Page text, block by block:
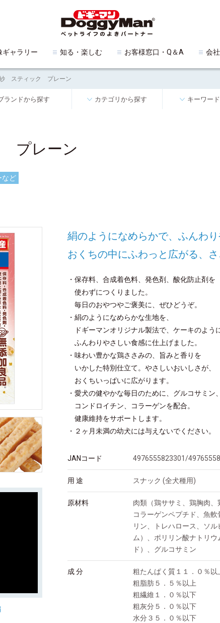
ギャラリー 知る・楽しむ お客様窓口・Q＆A 会
スティック プレーン
ランドから探す カテゴリから探す キーワー
プレーン
など
絹のようになめらかで、ふんわり
おくちの中にふわっと広がる、さ
・保存料、合成着色料、発色剤、酸化防止剤を
使わずにつくりました。
毎日のおやつやご褒美に、ぜひどうぞ。
・絹のようになめらかな生地を、
ドギーマンオリジナル製法で、ケーキのよう
ふんわりやさしい食感に仕上げました。
・味わい豊かな鶏ささみの、旨みと香りを
いかした特別仕立て。やさしいおいしさが、
おくちいっぱいに広がります。
・愛犬の健やかな毎日のために、グルコサミン、
コンドロイチン、コラーゲンを配合。
健康維持をサポートします。
・２ヶ月未満の幼犬には与えないでください。
JANコード 4976555823301/
用 途 スナック (全犬種用)
原材料
肉類（鶏ササミ、鶏胸肉、
コラーゲンペプチド、魚
リン、トレハロース、ソ
ム）、ポリリン酸ナトリ
ド）、グルコサミン
成 分
粗たんぱく質１１．０％以
粗脂肪５．５％以上
粗繊維１．０％以下
粗灰分５．０％以下
水分３５．０％以下